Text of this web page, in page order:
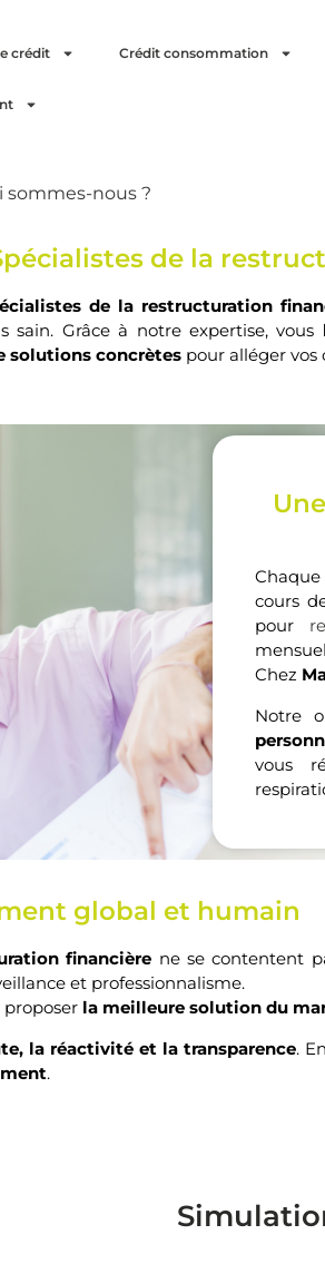
crédit Crédit consommation
sommes-nous ?
de la
de la restructuration
sain. Grâce à notre expertise, vous
solutions concrètes pour alléger vos
cours
pour
Chez
Notre
vous
global et humain
financière ne se contentent
et professionnalisme.
la meilleure solution du
la réactivité et la transparence.
.